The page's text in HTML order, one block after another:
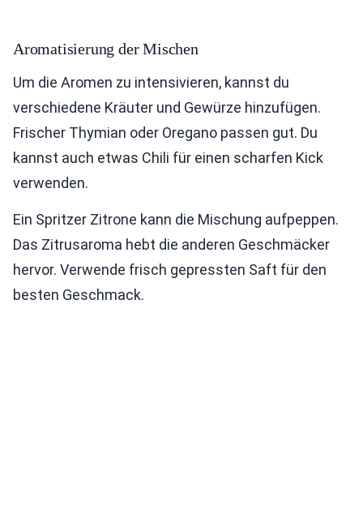
Aromatisierung der Mischen
Um die Aromen zu intensivieren, kannst du
verschiedene Kräuter und Gewürze hinzufügen.
Frischer Thymian oder Oregano passen gut. Du
kannst auch etwas Chili für einen scharfen Kick
verwenden.
Ein Spritzer Zitrone kann die Mischung aufpeppen.
Das Zitrusaroma hebt die anderen Geschmäcker
hervor. Verwende frisch gepressten Saft für den
besten Geschmack.